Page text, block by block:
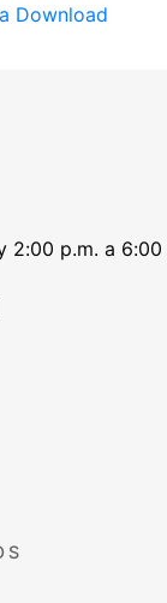
Download
2:00 p.m. a 6:00